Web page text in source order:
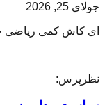
جولای 25, 2026
ای کاش کمی ریاضی
نظرپرس: